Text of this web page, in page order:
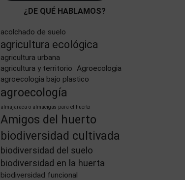
¿DE QUÉ HABLAMOS?
acolchado de suelo
agricultura ecológica
agricultura urbana
agricultura y territorio Agroecologia
agroecologia bajo plastico
agroecología
almajaraca o almacigas para el huerto
Amigos del huerto
biodiversidad cultivada
biodiversidad del suelo
biodiversidad en la huerta
biodiversidad funcional